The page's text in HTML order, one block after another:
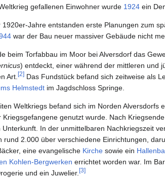
gefallenen Einwohner wurde 1924 ein
1920er-Jahre entstanden erste Planungen zum
war der Bau neuer massiver Gebäude nicht
beim Torfabbau im Moor bei Alversdorf das
) entdeckt, einer während der mittleren und
Art. [2] Das Fundstück befand sich zeitweise als
Helmstedt im Jagdschloss Springe.
Weltkriegs befand sich im Norden Alversdorfs
Kriegsgefangene genutzt wurde. Nach
Unterkunft. In der unmittelbaren Nachkriegszeit
rund 2.000 über verschiedene Einrichtungen,
eine evangelische Kirche sowie ein
Kohlen-Bergwerken errichtet worden war. Im
und ein Juwelier. [3]